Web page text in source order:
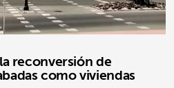
reconversión de
como viviendas